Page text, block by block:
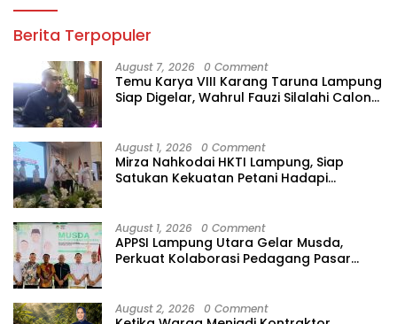
Berita Terpopuler
August 7, 2026 0 Comment
Temu Karya VIII Karang Taruna Lampung
Siap Digelar, Wahrul Fauzi Silalahi Calon
August 1, 2026 0 Comment
Mirza Nahkodai HKTI Lampung, Siap
Satukan Kekuatan Petani Hadapi
August 1, 2026 0 Comment
APPSI Lampung Utara Gelar Musda,
Perkuat Kolaborasi Pedagang Pasar
August 2, 2026 0 Comment